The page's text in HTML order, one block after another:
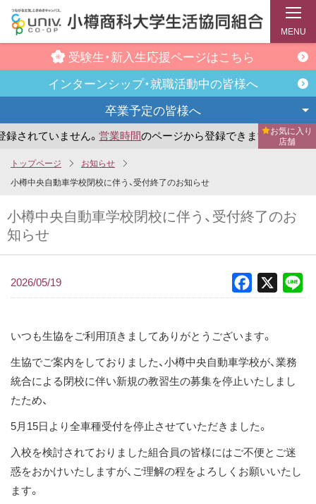
コ
ン
テ
受験生・新入生応援ページはこちら
インターンシップ・就職活動中の皆様へ
卒業予定の皆様へ
れていません。営業時間のページから登録できます。 ま
お気に入り
店舗
MENU
トップページ
お知らせ
小樽中央自動車学校閉校に伴う、受付終了のお知らせ
小樽中央自動車学校閉校に伴う、受付終了のお
知らせ
2026/05/19 Facebook
いつも生協をご利用頂きましてありがとうございます。
生協でご案内をしておりました、小樽中央自動車学校が、業務
統合による閉校に伴い新規の教習生の募集を停止いたしまし
たため、
5月15日より全車種受付を停止させていただきました。
入校を検討されておりました組合員の皆様にはご不便とご迷
惑をおかけいたしますが、ご理解の程をよろしくお願いいたし
ます。